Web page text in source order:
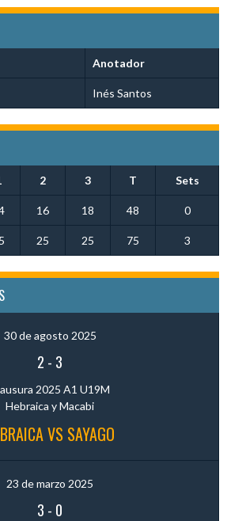
Anotador
Inés Santos
2 3 T Sets
16 18 48 0
25 25 75 3
30 de agosto 2025
2 - 3
2025 A1 U19M
Hebraica y Macabi
VS SAYAGO
23 de marzo 2025
3 - 0